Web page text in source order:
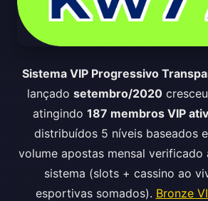
Sistema VIP Progressivo
lançado setembro/2020
atingindo 187 membros VIP
distribuídos 5 níveis baseados
volume apostas mensal verificado
sistema (slots + cassino ao
esportivas somados). Bronze